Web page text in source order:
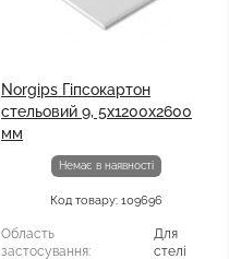
Norgips Гіпсокартон
стельовий 9, 5x1200x2600
мм
Немає в наявності
Код товару: 109696
Область
застосування:
Для
стелі